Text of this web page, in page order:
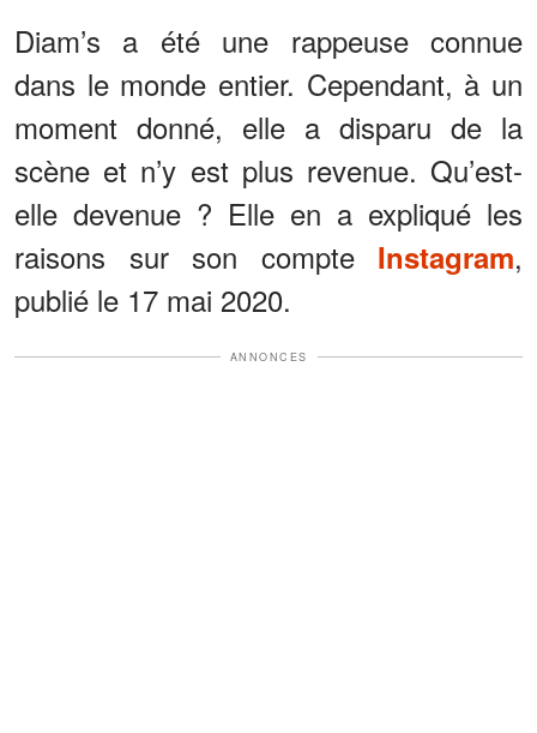
Diam’s a été une rappeuse connue
dans le monde entier. Cependant, à un
moment donné, elle a disparu de la
scène et n’y est plus revenue. Qu’est-
elle devenue ? Elle en a expliqué les
raisons sur son compte Instagram,
publié le 17 mai 2020.
ANNONCES